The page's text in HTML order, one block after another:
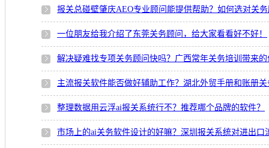
报关总碰壁肇庆AEO专业顾问能提供帮助？如何选对关
一位朋友给我介绍了东莞关务顾问，给大家看看好不好！
解决疑难找专项关务顾问快吗？广西常年关务培训带来
主流报关软件能否做好辅助工作？湖北外贸手册和账册
整理数据用云浮ai报关系统行不？推荐哪个品牌的软件？
市场上的ai关务软件设计的好嘛？深圳报关系统对进出口